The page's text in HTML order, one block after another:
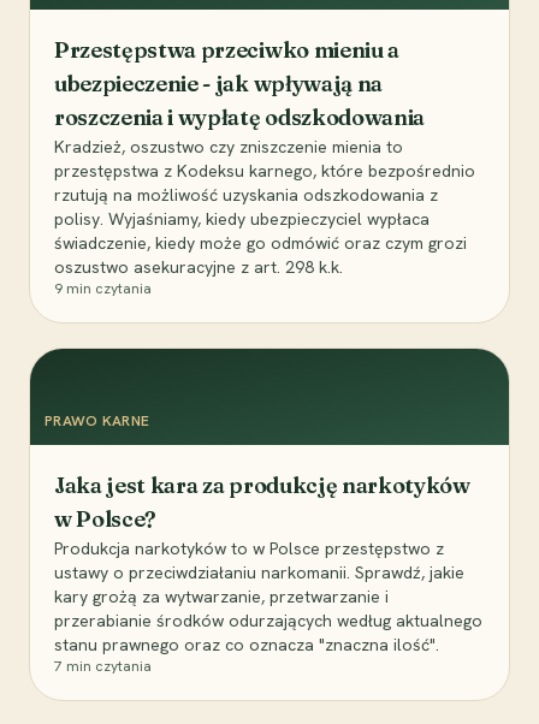
Przestępstwa przeciwko mieniu a
ubezpieczenie - jak wpływają na
roszczenia i wypłatę odszkodowania
Kradzież, oszustwo czy zniszczenie mienia to
przestępstwa z Kodeksu karnego, które bezpośrednio
rzutują na możliwość uzyskania odszkodowania z
polisy. Wyjaśniamy, kiedy ubezpieczyciel wypłaca
świadczenie, kiedy może go odmówić oraz czym grozi
oszustwo asekuracyjne z art. 298 k.k.
9 min czytania
PRAWO KARNE
Jaka jest kara za produkcję narkotyków
w Polsce?
Produkcja narkotyków to w Polsce przestępstwo z
ustawy o przeciwdziałaniu narkomanii. Sprawdź, jakie
kary grożą za wytwarzanie, przetwarzanie i
przerabianie środków odurzających według aktualnego
stanu prawnego oraz co oznacza "znaczna ilość".
7 min czytania